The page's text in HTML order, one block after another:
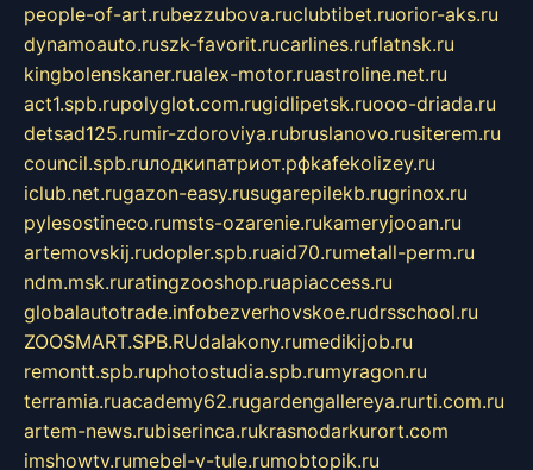
people-of-art.rubezzubova.ruclubtibet.ruorior-aks.ru
dynamoauto.ruszk-favorit.rucarlines.ruflatnsk.ru
kingbolenskaner.rualex-motor.ruastroline.net.ru
act1.spb.rupolyglot.com.rugidlipetsk.ruooo-driada.ru
detsad125.rumir-zdoroviya.rubruslanovo.rusiterem.ru
council.spb.ruлодкипатриот.рфkafekolizey.ru
iclub.net.rugazon-easy.rusugarepilekb.rugrinox.ru
pylesostineco.rumsts-ozarenie.rukameryjooan.ru
artemovskij.rudopler.spb.ruaid70.rumetall-perm.ru
ndm.msk.ruratingzooshop.ruapiaccess.ru
globalautotrade.infobezverhovskoe.rudrsschool.ru
ZOOSMART.SPB.RUdalakony.rumedikijob.ru
remontt.spb.ruphotostudia.spb.rumyragon.ru
terramia.ruacademy62.rugardengallereya.rurti.com.ru
artem-news.rubiserinca.rukrasnodarkurort.com
imshowtv.rumebel-v-tule.rumobtopik.ru